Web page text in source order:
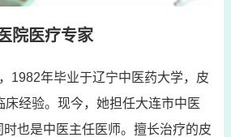
院医疗专家
1982年毕业于辽宁中医药大学，皮
床经验。现今，她担任大连市中医
时也是中医主任医师。擅长治疗的皮